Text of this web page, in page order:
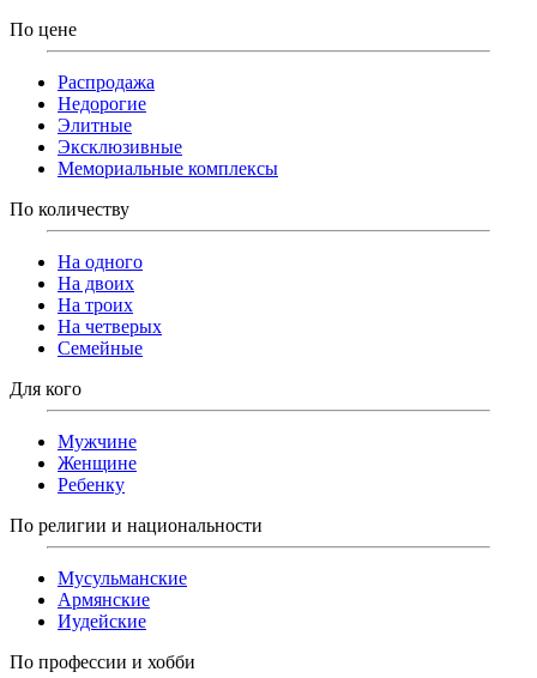
По цене
Распродажа
Недорогие
Элитные
Эксклюзивные
Мемориальные комплексы
По количеству
На одного
На двоих
На троих
На четверых
Семейные
Для кого
Мужчине
Женщине
Ребенку
По религии и национальности
Мусульманские
Армянские
Иудейские
По профессии и хобби